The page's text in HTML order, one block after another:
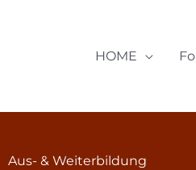
HOME
Aus- & Weiterbildung